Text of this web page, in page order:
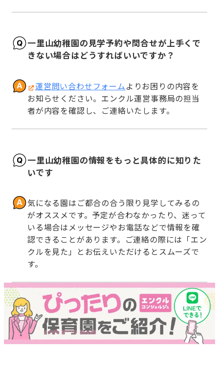
一里山幼稚園の見学予約や問合せが上手くで
きない場合はどうすればいいですか？
運営問い合わせフォームよりお困りの内容を
お知らせください。エンクル運営事務局の担当
者が内容を確認し、ご連絡いたします。
一里山幼稚園の情報をもっと具体的に知りた
いです
気になる園はご都合の合う限り見学してみるの
がオススメです。予定が合わなかったり、迷って
いる場合はメッセージやお電話などで情報を確
認できることがあります。ご連絡の際には「エン
クルを見た」とお伝えいただけるとスムーズで
す。